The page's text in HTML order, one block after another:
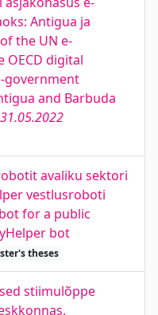
Antigua ja
the UN e-
OECD digital
government
and Barbuda
31.05.2022
avaliku sektori
vestlusroboti
for a public
bot
theses
stiimulõppe